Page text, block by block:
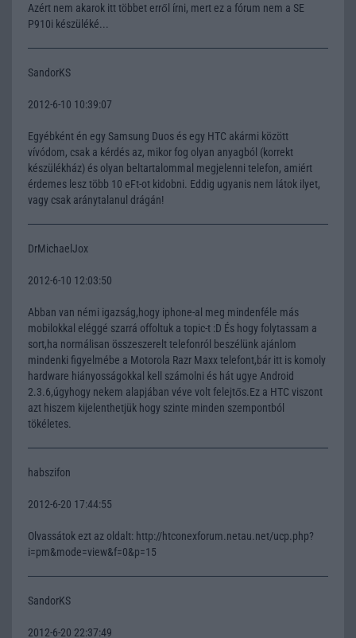
Azért nem akarok itt többet erről írni, mert ez a fórum nem a SE
P910i készüléké...
SandorKS
2012-6-10 10:39:07
Egyébként én egy Samsung Duos és egy HTC akármi között
vívódom, csak a kérdés az, mikor fog olyan anyagból (korrekt
készülékház) és olyan beltartalommal megjelenni telefon, amiért
érdemes lesz több 10 eFt-ot kidobni. Eddig ugyanis nem látok ilyet,
vagy csak aránytalanul drágán!
DrMichaelJox
2012-6-10 12:03:50
Abban van némi igazság,hogy iphone-al meg mindenféle más
mobilokkal eléggé szarrá offoltuk a topic-t :D És hogy folytassam a
sort,ha normálisan összeszerelt telefonról beszélünk ajánlom
mindenki figyelmébe a Motorola Razr Maxx telefont,bár itt is komoly
hardware hiányosságokkal kell számolni és hát ugye Android
2.3.6,úgyhogy nekem alapjában véve volt felejtős.Ez a HTC viszont
azt hiszem kijelenthetjük hogy szinte minden szempontból
tökéletes.
habszifon
2012-6-20 17:44:55
Olvassátok ezt az oldalt: http://htconexforum.netau.net/ucp.php?
i=pm&mode=view&f=0&p=15
SandorKS
2012-6-20 22:37:49